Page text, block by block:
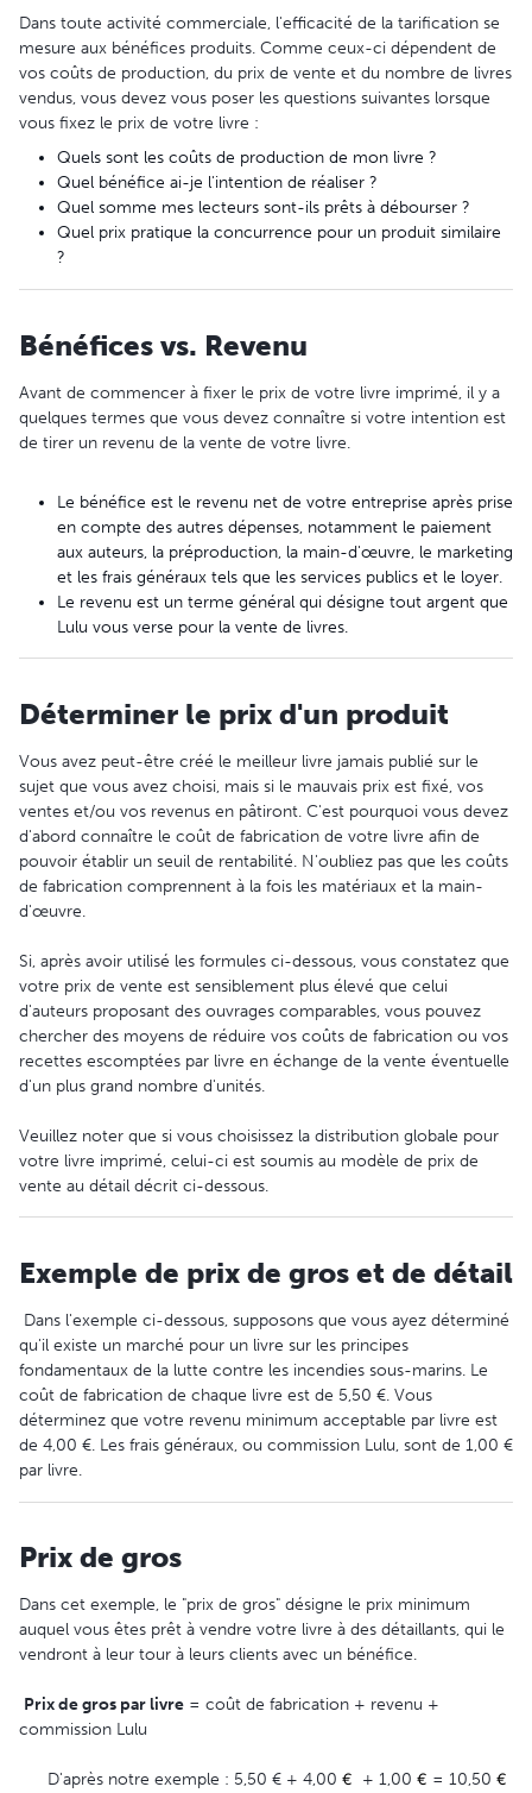
Dans toute activité commerciale, l'efficacité de la tarification se
mesure aux bénéfices produits. Comme ceux-ci dépendent de
vos coûts de production, du prix de vente et du nombre de livres
vendus, vous devez vous poser les questions suivantes lorsque
vous fixez le prix de votre livre :
Quels sont les coûts de production de mon livre ?
Quel bénéfice ai-je l'intention de réaliser ?
Quel somme mes lecteurs sont-ils prêts à débourser ?
Quel prix pratique la concurrence pour un produit similaire
?
Bénéfices vs. Revenu
Avant de commencer à fixer le prix de votre livre imprimé, il y a
quelques termes que vous devez connaître si votre intention est
de tirer un revenu de la vente de votre livre.
Le bénéfice est le revenu net de votre entreprise après prise
en compte des autres dépenses, notamment le paiement
aux auteurs, la préproduction, la main-d'œuvre, le marketing
et les frais généraux tels que les services publics et le loyer.
Le revenu est un terme général qui désigne tout argent que
Lulu vous verse pour la vente de livres.
Déterminer le prix d'un produit
Vous avez peut-être créé le meilleur livre jamais publié sur le
sujet que vous avez choisi, mais si le mauvais prix est fixé, vos
ventes et/ou vos revenus en pâtiront. C'est pourquoi vous devez
d'abord connaître le coût de fabrication de votre livre afin de
pouvoir établir un seuil de rentabilité. N'oubliez pas que les coûts
de fabrication comprennent à la fois les matériaux et la main-
d'œuvre.
Si, après avoir utilisé les formules ci-dessous, vous constatez que
votre prix de vente est sensiblement plus élevé que celui
d'auteurs proposant des ouvrages comparables, vous pouvez
chercher des moyens de réduire vos coûts de fabrication ou vos
recettes escomptées par livre en échange de la vente éventuelle
d'un plus grand nombre d'unités.
Veuillez noter que si vous choisissez la distribution globale pour
votre livre imprimé, celui-ci est soumis au modèle de prix de
vente au détail décrit ci-dessous.
Exemple de prix de gros et de détail
Dans l'exemple ci-dessous, supposons que vous ayez déterminé
qu'il existe un marché pour un livre sur les principes
fondamentaux de la lutte contre les incendies sous-marins. Le
coût de fabrication de chaque livre est de 5,50 €. Vous
déterminez que votre revenu minimum acceptable par livre est
de 4,00 €. Les frais généraux, ou commission Lulu, sont de 1,00 €
par livre.
Prix de gros
Dans cet exemple, le "prix de gros" désigne le prix minimum
auquel vous êtes prêt à vendre votre livre à des détaillants, qui le
vendront à leur tour à leurs clients avec un bénéfice.
Prix de gros par livre = coût de fabrication + revenu +
commission Lulu
D'après notre exemple : 5,50 € + 4,00 € + 1,00 € = 10,50 €